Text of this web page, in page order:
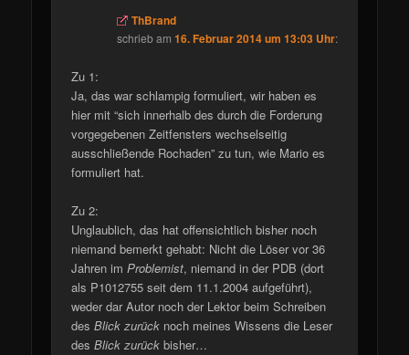
ThBrand
schriebam16. Februar 2014 um 13:03 Uhr:
Zu 1:
Ja, das war schlampig formuliert, wir haben es
hier mit “sich innerhalb des durch die Forderung
vorgegebenen Zeitfensters wechselseitig
ausschließende Rochaden” zu tun, wie Mario es
formuliert hat.
Zu 2:
Unglaublich, das hat offensichtlich bisher noch
niemand bemerkt gehabt: Nicht die Löser vor 36
Jahren imProblemist, niemand in der PDB (dort
als P1012755 seit dem 11.1.2004 aufgeführt),
weder dar Autor noch der Lektor beim Schreiben
desBlick zurück noch meines Wissens die Leser
desBlick zurück bisher…